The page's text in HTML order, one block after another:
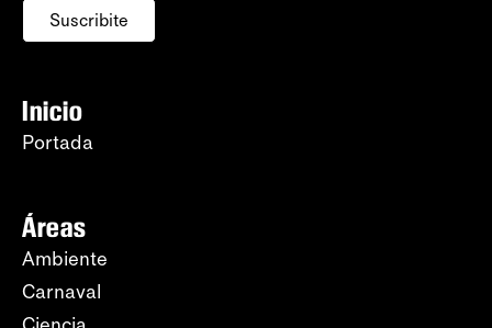
Suscribite
Inicio
Portada
Áreas
Ambiente
Carnaval